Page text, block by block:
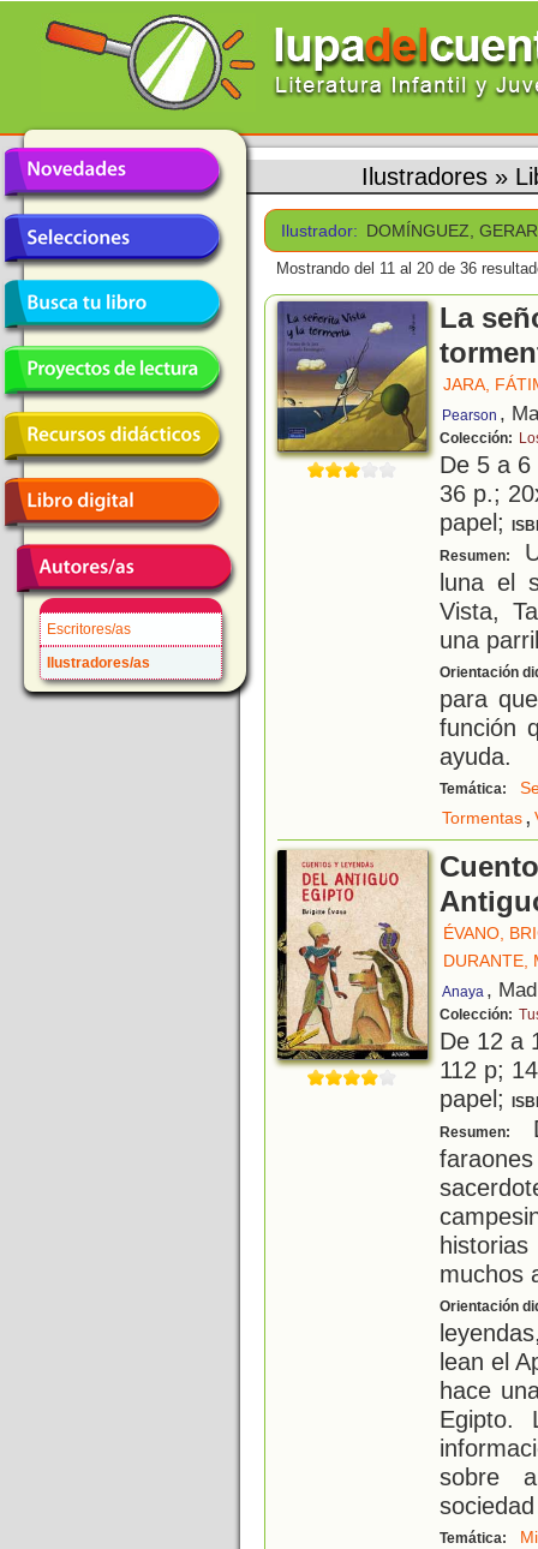
Escritores/as
Ilustradores/as
Ilustradores »
Ilustrador: DOMÍNGUEZ,
Mostrando del 11 al 20 de 36
La
JARA,
Pearson ,
Colección:
De 5 a
36 p.;
papel;
Resumen:
luna el
Vista,
una
Orientación
para
función
ayuda.
Temática:
Tormentas,
ÉVANO,
DURANTE,
Anaya ,
Colección:
De 12 a
112 p;
papel;
Resumen:
muchos
Orientación
lean el
hace
Egipto.
sobre
Temática: